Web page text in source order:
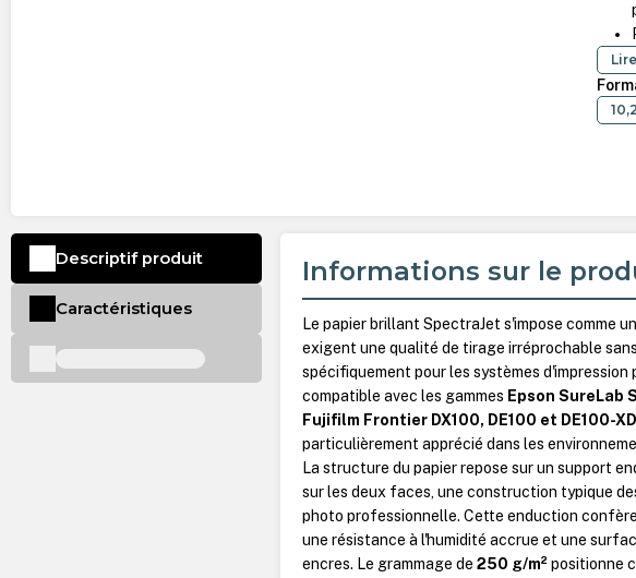
Informations sur le
Le papier brillant SpectraJet s'impose comme
exigent une qualité de tirage irréprochable
spécifiquement pour les systèmes
compatible avec les gammes Epson SureLab
Fujifilm Frontier DX100, DE100 et DE100-
particulièrement apprécié dans les
La structure du papier repose sur un support
sur les deux faces, une construction typique
photo professionnelle. Cette enduction
une résistance à l'humidité accrue et une
encres. Le grammage de250 g/m²positionne
Descriptif produit
Caractéristiques